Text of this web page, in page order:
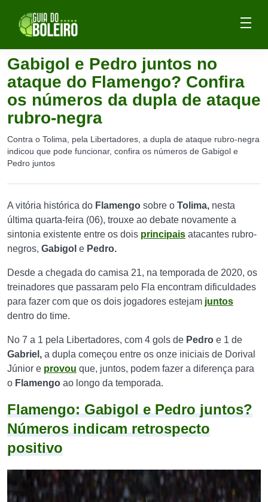
Gabigol e Pedro juntos no
ataque do Flamengo? Confira
os números da dupla de ataque
rubro-negra
Contra o Tolima, pela Libertadores, a dupla de ataque rubro-negra
indicou que pode funcionar, confira os números de Gabigol e
Pedro juntos
A vitória histórica do Flamengo sobre o Tolima, nesta
última quarta-feira (06), trouxe ao debate novamente a
sintonia existente entre os dois principais atacantes rubro-
negros, Gabigol e Pedro.
Desde a chegada do camisa 21, na temporada de 2020, os
treinadores que passaram pelo Fla encontram dificuldades
para fazer com que os dois jogadores estejam juntos
dentro do time.
No 7 a 1 pela Libertadores, com 4 gols de Pedro e 1 de
Gabriel, a dupla começou entre os onze iniciais de Dorival
Júnior e provou que, juntos, podem fazer a diferença para
o Flamengo ao longo da temporada.
Flamengo: Gabigol e Pedro juntos?
Números indicam retrospecto
positivo